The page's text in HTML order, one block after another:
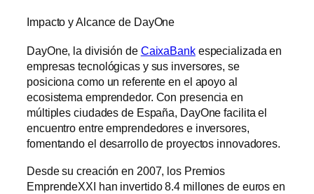
Impacto y Alcance de DayOne
DayOne, la división de CaixaBankespecializada en
empresas tecnológicas y sus inversores, se
posiciona como un referente en el apoyo al
ecosistema emprendedor. Con presencia en
múltiples ciudades de España, DayOne facilita el
encuentro entre emprendedores e inversores,
fomentando el desarrollo de proyectos innovadores.
Desde su creación en 2007, los Premios
EmprendeXXI han invertido 8.4 millones de euros en